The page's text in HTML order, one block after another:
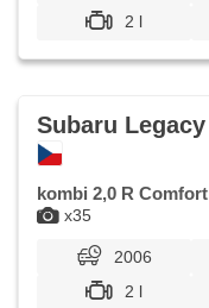
2 l
x35
Subaru Legacy
kombi 2,0 R Comfort
2006
2 l